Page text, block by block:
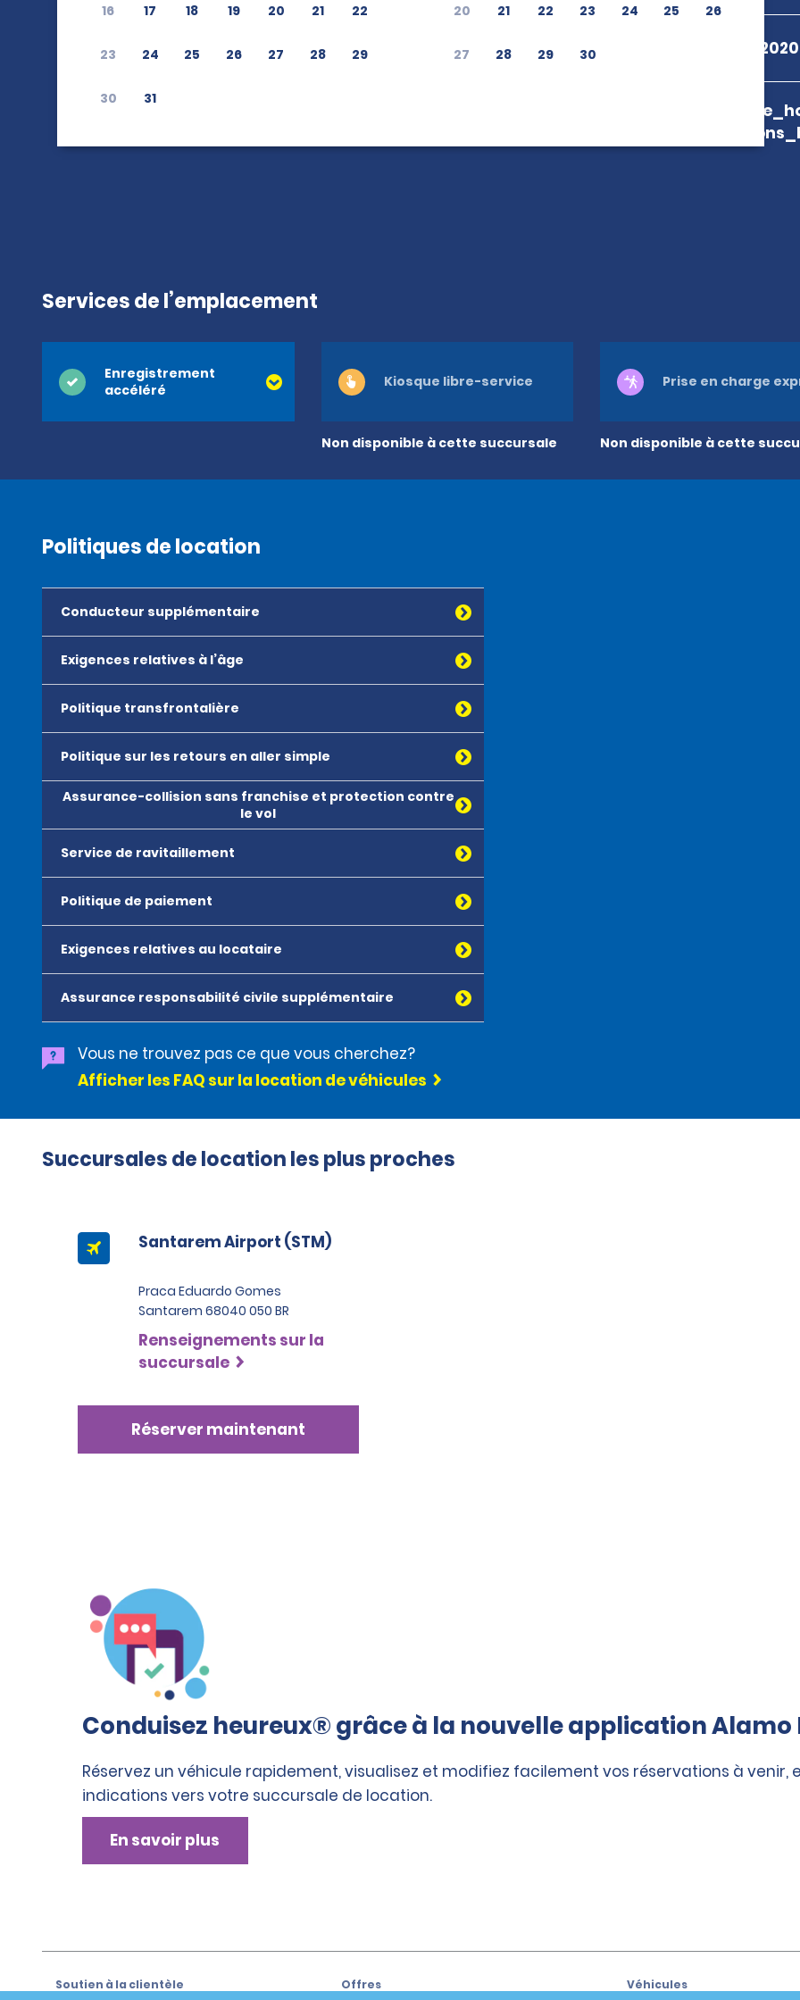
16 17 18 19 20 21 22
23 24 25 26 27 28 29
30 31
20 21 22 23 24 25 26
27 28 29 30 +55 08009792020
Services de l’emplacement
Enregistrement
accéléré
Non disponible à cette succursale
Kiosque libre-service
Non disponible à cette
Prise en charge
Politiques de location
Conducteur supplémentaire
Exigences relatives à l’âge
Politique transfrontalière
Politique sur les retours en aller simple
Assurance-collision sans franchise et protection contre
le vol
Service de ravitaillement
Politique de paiement
Exigences relatives au locataire
Assurance responsabilité civile supplémentaire
Vous ne trouvez pas ce que vous cherchez?
Afficher les FAQ sur la location de véhicules
Succursales de location les plus proches
Santarem Airport (STM)
Praca Eduardo Gomes
Santarem 68040 050 BR
Renseignements sur la
succursale
Réserver maintenant
Conduisez heureux® grâce à la nouvelle application Alamo
Réservez un véhicule rapidement, visualisez et modifiez facilement vos réservations à venir,
indications vers votre succursale de location.
En savoir plus
Soutien à la clientèle Offres Véhicules